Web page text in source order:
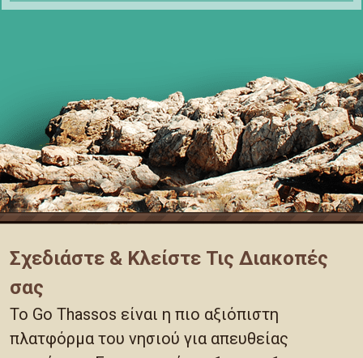
Σχεδιάστε & Κλείστε Τις Διακοπές
σας
Το Go Thassos είναι η πιο αξιόπιστη
πλατφόρμα του νησιού για απευθείας